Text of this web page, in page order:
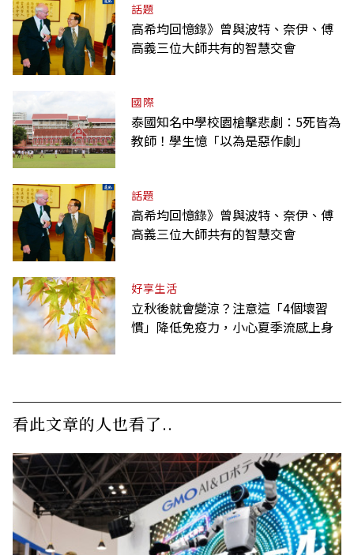
話題
高希均回憶錄》曾與波特、奈伊、傅
高義三位大師共有的智慧交會
國際
泰國知名中學校園槍擊悲劇：5死皆為
教師！學生憶「以為是惡作劇」
話題
高希均回憶錄》曾與波特、奈伊、傅
高義三位大師共有的智慧交會
好享生活
立秋後就會變涼？注意這「4個壞習
慣」降低免疫力，小心夏季流感上身
看此文章的人也看了..